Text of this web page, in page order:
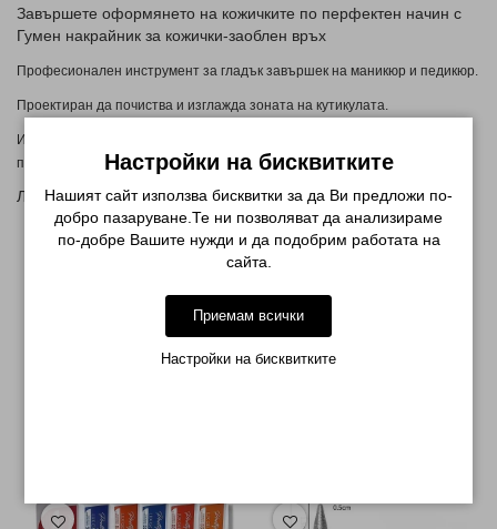
Завършете оформянето на кожичките по перфектен начин с
Гумен накрайник за кожички-заоблен връх
Професионален инструмент за гладък завършек на маникюр и педикюр.
Проектиран да почиства и изглажда зоната на кутикулата.
Изработен е от висококачествен материал, който не позволява
прегряване и
осигурява максимален комфорт на клиента.
Лесна употреба и дълъг живот на работа.
Настройки на бисквитките
Нашият сайт използва бисквитки за да Ви предложи по-
добро пазаруване.Те ни позволяват да анализираме
по-добре Вашите нужди и да подобрим работата на
сайта.
Приемам всички
Настройки на бисквитките